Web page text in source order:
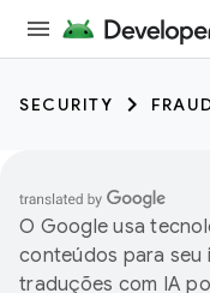
SECURITY
O Google usa
conteúdos para seu
traduções com IA